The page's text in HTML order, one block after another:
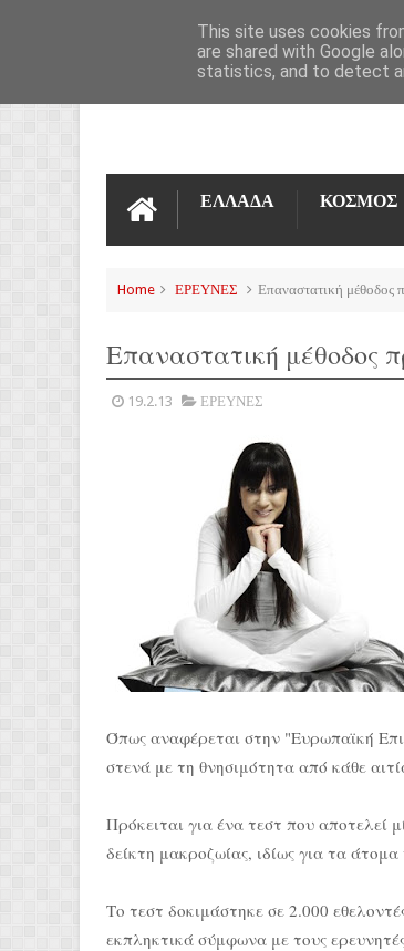
ΕΠΙΚΟΙΝΩΝΊΑ
ΕΛΛΑΔΑ ΚΟΣΜΟΣ
Home ΕΡΕΥΝΕΣ Επαναστατική μέθοδος
Επαναστατική μέθοδος
19.2.13 ΕΡΕΥΝΕΣ
Όπως αναφέρεται στην "Ευρωπαϊκή
στενά με τη θνησιμότητα από κάθε
Πρόκειται για ένα τεστ που αποτελεί
δείκτη μακροζωίας, ιδίως για τα
Το τεστ δοκιμάστηκε σε 2.000
εκπληκτικά σύμφωνα με τους
This site uses cookies
are shared with Google
statistics, and to detect